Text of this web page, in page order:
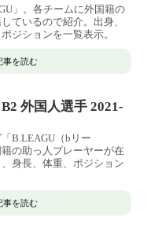
」。各チームに外国籍の
ているので紹介。出身、
ジションを一覧表示。
事を読む
外国人選手 2021-
B.LEAGU（bリー
の助っ人プレーヤーが在
身長、体重、ポジション
事を読む